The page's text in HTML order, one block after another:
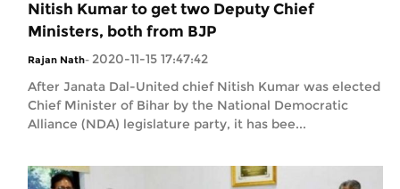
Nitish Kumar to get two Deputy Chief
Ministers, both from BJP
Rajan Nath- 2020-11-15 17:47:42
After Janata Dal-United chief Nitish Kumar was elected
Chief Minister of Bihar by the National Democratic
Alliance (NDA) legislature party, it has bee...